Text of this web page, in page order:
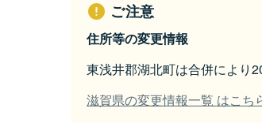
ご注意
住所等の変更情報
東浅井郡湖北町は合併により
滋賀県の変更情報一覧 はこち